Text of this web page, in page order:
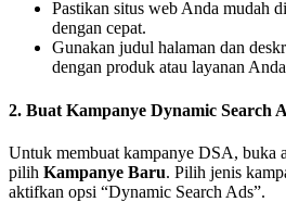
Pastikan situs web Anda mudah
dengan cepat.
Gunakan judul halaman dan
dengan produk atau layanan
2. Buat Kampanye Dynamic Search
Untuk membuat kampanye DSA, buka
pilih Kampanye Baru. Pilih jenis
aktifkan opsi “Dynamic Search Ads”.